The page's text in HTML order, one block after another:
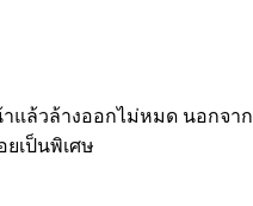
แล้วล้างออกไม่หมด นอกจา
เป็นพิเศษ